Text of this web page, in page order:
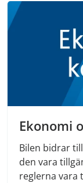
Ekonomi
Bilen bidrar
den vara
reglerna vara